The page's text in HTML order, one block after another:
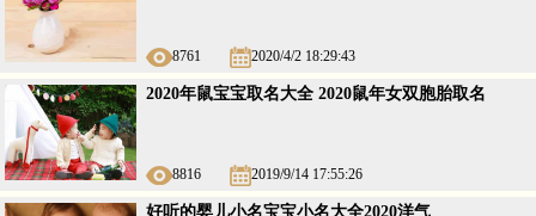
8761 2020/4/2 18:29:43
2020年鼠宝宝取名大全 2020鼠年女双胞胎取名
8816 2019/9/14 17:55:26
好听的婴儿小名宝宝小名大全2020洋气